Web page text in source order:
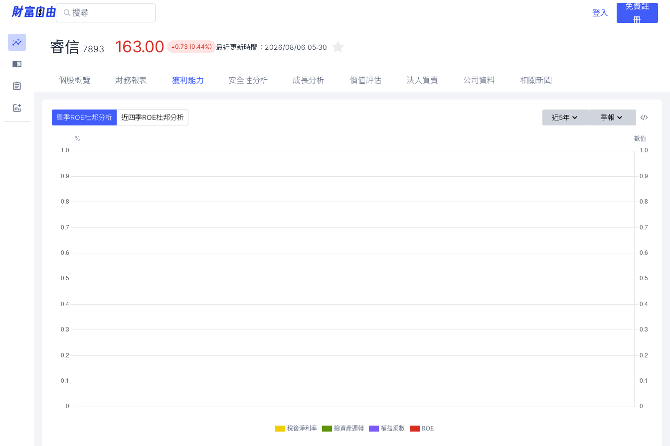
登入
免費註
冊
睿信 7893 163.00 0.73 (0.44%) 最近更新時間： 2026/08/06 05:30
個股概覽 財務報表 獲利能力 安全性分析 成長分析 價值評估 法人買賣 公司資料 相關新聞
單季ROE杜邦分析 近四季ROE杜邦分析 近5年 季報
稅後淨利率 總資產週轉 權益乘數 ROE